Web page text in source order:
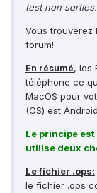
test non sorties.
Vous trouverez
forum!
En résumé, les
téléphone ce
MacOS pour
(OS) est
Le principe
utilise deux
Le fichier .ops:
le fichier .ops